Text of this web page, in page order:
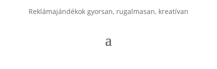
Reklámajándékok gyorsan, rugalmasan, kreatívan